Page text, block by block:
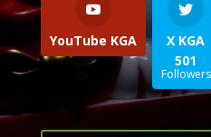
YouTube KGA
X KGA
501
Followers